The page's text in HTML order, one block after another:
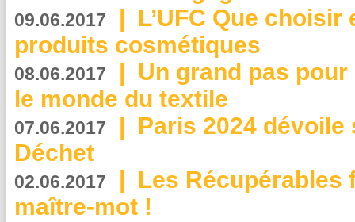
09.06.2017 | L’UFC Que
produits cosmétiques
08.06.2017 | Un grand pas
le monde du textile
07.06.2017 | Paris 2024
Déchet
02.06.2017 | Les Récupérables
maître-mot !